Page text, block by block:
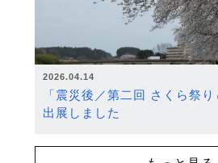
2026.04.14
「震災後／第二回 さくら祭
出展しました